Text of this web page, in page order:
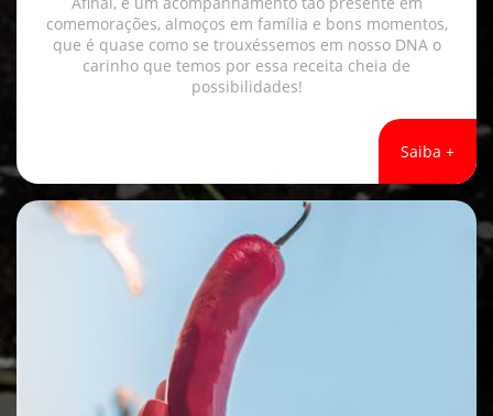
comemorações, almoços em família e bons momentos,
que é quase como se trouxéssemos em nosso DNA o
carinho que temos por essa receita cheia de
possibilidades!
Saiba +